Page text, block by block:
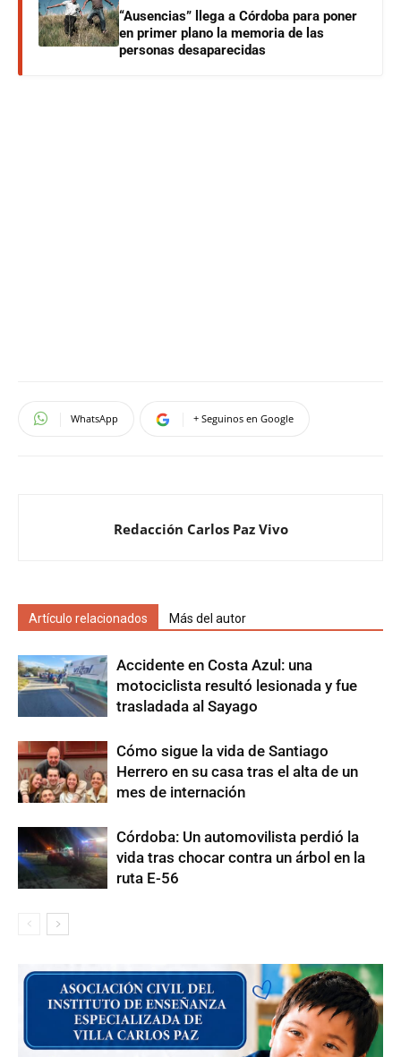
“Ausencias” llega a Córdoba para poner
en primer plano la memoria de las
personas desaparecidas
WhatsApp + Seguinos en Google
Redacción Carlos Paz Vivo
Artículo relacionados Más del autor
Accidente en Costa Azul: una
motociclista resultó lesionada y fue
trasladada al Sayago
Cómo sigue la vida de Santiago
Herrero en su casa tras el alta de un
mes de internación
Córdoba: Un automovilista perdió la
vida tras chocar contra un árbol en la
ruta E-56